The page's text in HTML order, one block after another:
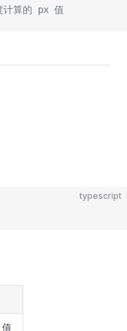
计算的 px 值
typescript